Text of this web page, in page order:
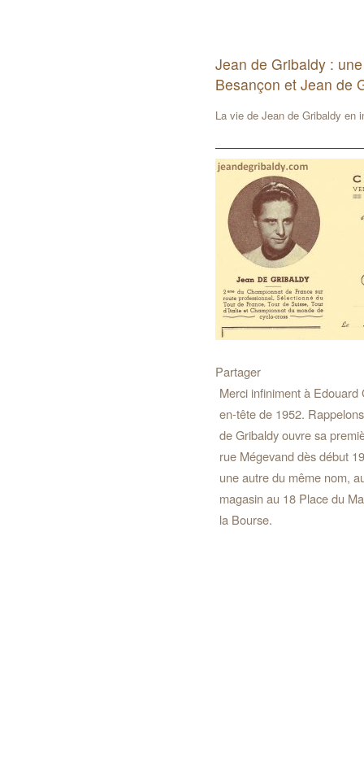
Jean de Gribaldy :
Besançon et Jean de
La vie de Jean de Gribaldy en
Partager
Merci infiniment à
en-tête de 1952.
de Gribaldy ouvre sa
rue Mégevand dès début
une autre du même nom,
magasin au 18 Place du
la Bourse.